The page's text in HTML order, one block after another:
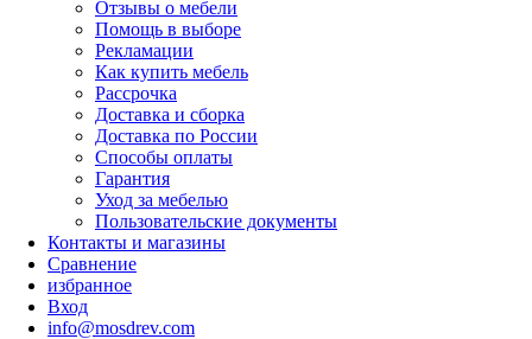
Отзывы о мебели
Помощь в выборе
Рекламации
Как купить мебель
Рассрочка
Доставка и сборка
Доставка по России
Способы оплаты
Гарантия
Уход за мебелью
Пользовательские документы
Контакты и магазины
Сравнение
избранное
Вход
info@mosdrev.com